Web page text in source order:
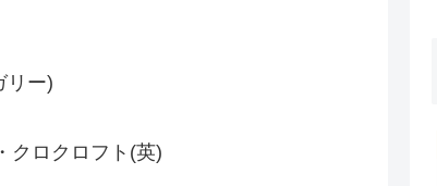
ー)
ロクロフト(英)